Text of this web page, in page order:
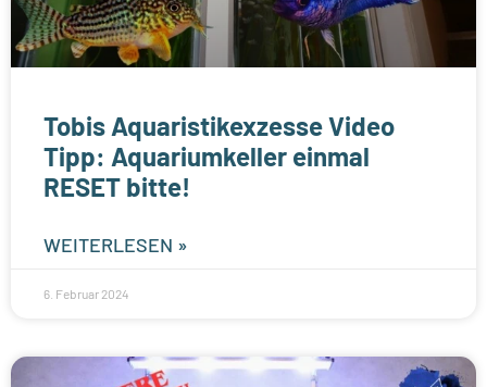
Tobis Aquaristikexzesse Video
Tipp: Aquariumkeller einmal
RESET bitte!
WEITERLESEN »
6. Februar 2024